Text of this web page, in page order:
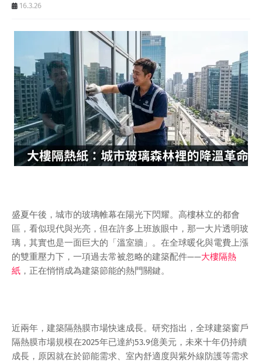
16.3.26
盛夏午後，城市的玻璃帷幕在陽光下閃耀。高樓林立的都會
區，看似現代與光亮，但在許多上班族眼中，那一大片透明玻
璃，其實也是一面巨大的「溫室牆」。在全球暖化與電費上漲
的雙重壓力下，一項過去常被忽略的建築配件——大樓隔熱
紙 ，正在悄悄成為建築節能的熱門關鍵。
近兩年，建築隔熱膜市場快速成長。研究指出，全球建築窗戶
隔熱膜市場規模在2025年已達約53.9億美元，未來十年仍持續
成長，原因就在於節能需求、室內舒適度與紫外線防護等需求